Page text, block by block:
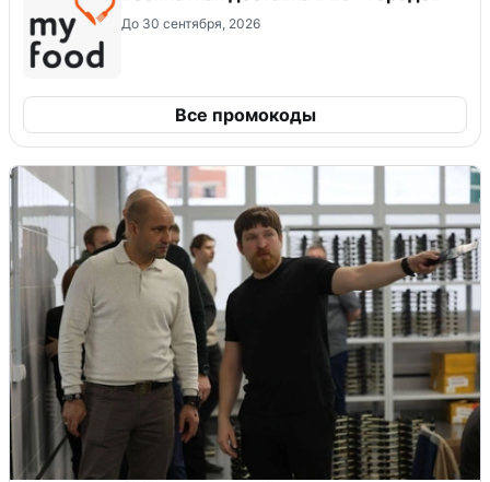
До 30 сентября, 2026
Все промокоды